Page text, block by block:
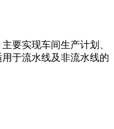
要实现车间生产计划、
于流水线及非流水线的